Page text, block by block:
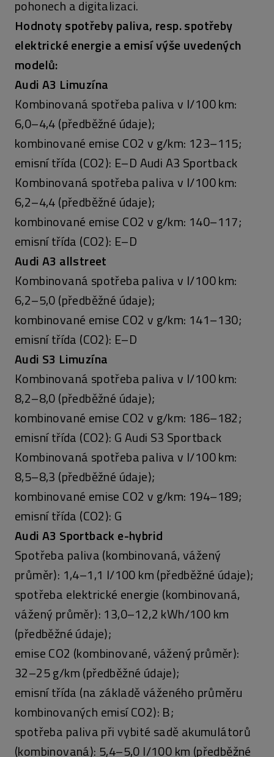
pohonech a digitalizaci.
Hodnoty spotřeby paliva, resp. spotřeby
elektrické energie a emisí výše uvedených
modelů:
Audi A3 Limuzína
Kombinovaná spotřeba paliva v l/100 km:
6,0–4,4 (předběžné údaje);
kombinované emise CO2 v g/km: 123–115;
emisní třída (CO2): E–D Audi A3 Sportback
Kombinovaná spotřeba paliva v l/100 km:
6,2–4,4 (předběžné údaje);
kombinované emise CO2 v g/km: 140–117;
emisní třída (CO2): E–D
Audi A3 allstreet
Kombinovaná spotřeba paliva v l/100 km:
6,2–5,0 (předběžné údaje);
kombinované emise CO2 v g/km: 141–130;
emisní třída (CO2): E–D
Audi S3 Limuzína
Kombinovaná spotřeba paliva v l/100 km:
8,2–8,0 (předběžné údaje);
kombinované emise CO2 v g/km: 186–182;
emisní třída (CO2): G Audi S3 Sportback
Kombinovaná spotřeba paliva v l/100 km:
8,5–8,3 (předběžné údaje);
kombinované emise CO2 v g/km: 194–189;
emisní třída (CO2): G
Audi A3 Sportback e-hybrid
Spotřeba paliva (kombinovaná, vážený
průměr): 1,4–1,1 l/100 km (předběžné údaje);
spotřeba elektrické energie (kombinovaná,
vážený průměr): 13,0–12,2 kWh/100 km
(předběžné údaje);
emise CO2 (kombinované, vážený průměr):
32–25 g/km (předběžné údaje);
emisní třída (na základě váženého průměru
kombinovaných emisí CO2): B;
spotřeba paliva při vybité sadě akumulátorů
(kombinovaná): 5,4–5,0 l/100 km (předběžné